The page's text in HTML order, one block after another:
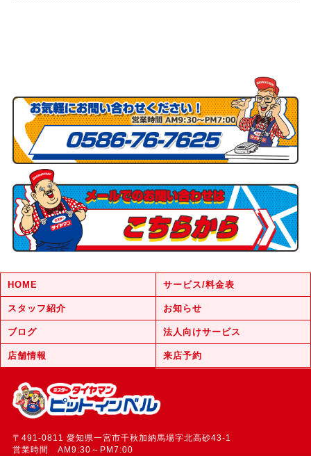
HOME サービス/料金表
スタッフ紹介 お知らせ
ブログ 法人向けサービス
店舗情報 来店予約
〒491-0811 愛知県一宮市千秋加納馬場字北高砂43-1
営業時間 AM9:30～PM7:00